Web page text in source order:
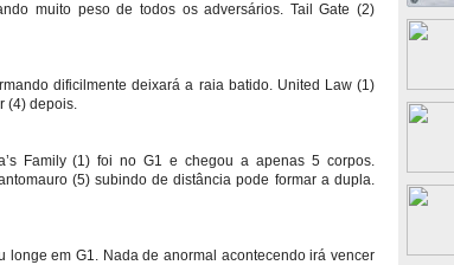
muito peso de todos os adversários. Tail Gate (2)
dificilmente deixará a raia batido. United Law (1)
(4) depois.
Family (1) foi no G1 e chegou a apenas 5 corpos.
(5) subindo de distância pode formar a dupla.
longe em G1. Nada de anormal acontecendo irá vencer